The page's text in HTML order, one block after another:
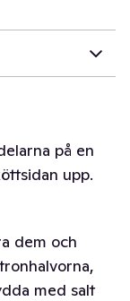
på en
upp.
dem och
med salt